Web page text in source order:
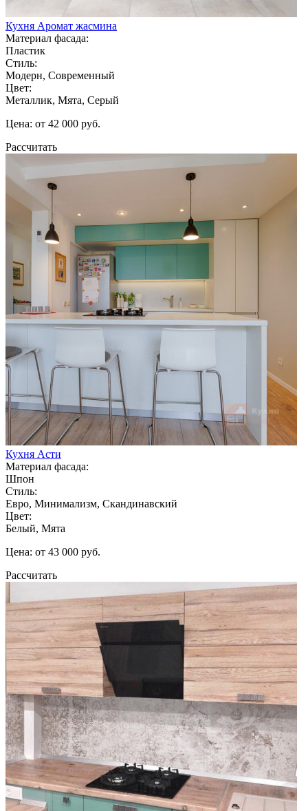
Кухня Аромат жасмина
Материал фасада:
Пластик
Стиль:
Модерн, Современный
Цвет:
Металлик, Мята, Серый
Цена: от 42 000 руб.
Рассчитать
Кухня Асти
Материал фасада:
Шпон
Стиль:
Евро, Минимализм, Скандинавский
Цвет:
Белый, Мята
Цена: от 43 000 руб.
Рассчитать